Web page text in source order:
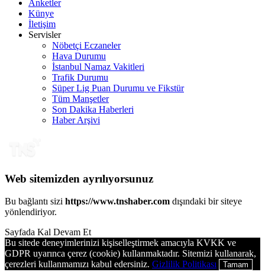
Anketler
Künye
İletişim
Servisler
Nöbetçi Eczaneler
Hava Durumu
İstanbul Namaz Vakitleri
Trafik Durumu
Süper Lig Puan Durumu ve Fikstür
Tüm Manşetler
Son Dakika Haberleri
Haber Arşivi
Web sitemizden ayrılıyorsunuz
Bu bağlantı sizi https://www.tnshaber.com dışındaki bir siteye
yönlendiriyor.
Sayfada Kal Devam Et
Bu sitede deneyimlerinizi kişiselleştirmek amacıyla KVKK ve
GDPR uyarınca çerez (cookie) kullanmaktadır. Sitemizi kullanarak,
çerezleri kullanmamızı kabul edersiniz. Gizlilik Politikası Tamam